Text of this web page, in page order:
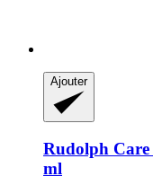
Ajouter
Rudolph Care
ml